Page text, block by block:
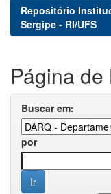
Repositório
Sergipe - RI/UFS
Página de
Buscar em:
por